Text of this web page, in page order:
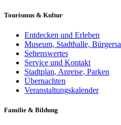
Tourismus & Kultur
Entdecken und Erleben
Museum, Stadthalle,
Sehenswertes
Service und Kontakt
Stadtplan, Anreise, Parken
Übernachten
Veranstaltungskalender
Familie & Bildung